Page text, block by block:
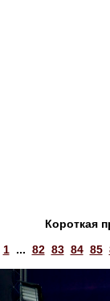
Короткая
1... 82 83 84 85